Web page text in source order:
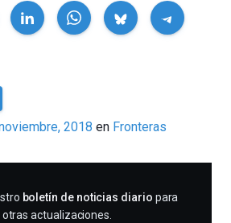
2018 en Fronteras
boletín de noticias diario para
actualizaciones.